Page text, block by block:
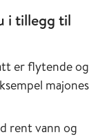
i tillegg til
er flytende og
majones
rent vann og